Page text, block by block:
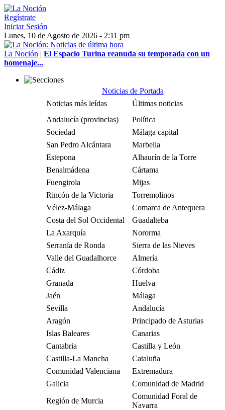
Regístrate
Iniciar Sesión
Lunes, 10 de Agosto de 2026 - 2:11 pm
La Noción | El Espacio Turina reanuda su temporada con un
homenaje...
Noticias de Portada
Noticias más leídas
Últimas noticias
Andalucía (provincias)
Política
Sociedad
Málaga capital
San Pedro Alcántara
Marbella
Estepona
Alhaurín de la Torre
Benalmádena
Cártama
Fuengirola
Mijas
Rincón de la Victoria
Torremolinos
Vélez-Málaga
Comarca de Antequera
Costa del Sol Occidental
Guadalteba
La Axarquía
Nororma
Serranía de Ronda
Sierra de las Nieves
Valle del Guadalhorce
Almería
Cádiz
Córdoba
Granada
Huelva
Jaén
Málaga
Sevilla
Andalucía
Aragón
Principado de Asturias
Islas Baleares
Canarias
Cantabria
Castilla y León
Castilla-La Mancha
Cataluña
Comunidad Valenciana
Extremadura
Galicia
Comunidad de Madrid
Región de Murcia
Comunidad Foral de
Navarra